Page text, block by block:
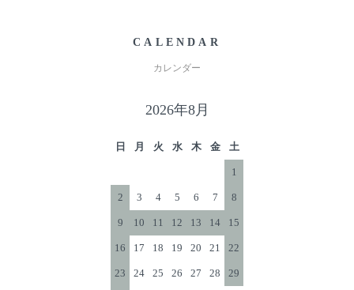
CALENDAR
カレンダー
2026年8月
日 月 火 水 木 金 土
1
2 3 4 5 6 7 8
9 10 11 12 13 14 15
16 17 18 19 20 21 22
23 24 25 26 27 28 29